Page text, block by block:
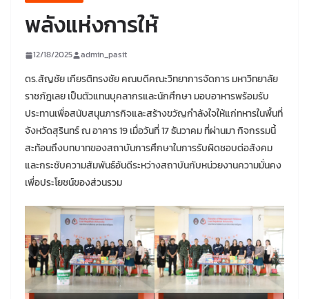
พลังแห่งการให้
12/18/2025 admin_pasit
ดร.สัญชัย เกียรติทรงชัย คณบดีคณะวิทยาการจัดการ มหาวิทยาลัย
ราชภัฎเลย เป็นตัวแทนบุคลากรและนักศึกษา มอบอาหารพร้อมรับ
ประทานเพื่อสนับสนุนภารกิจและสร้างขวัญกำลังใจให้แก่ทหารในพื้นที่
จังหวัดสุรินทร์ ณ อาคาร 19 เมื่อวันที่ 17 ธันวาคม ที่ผ่านมา กิจกรรมนี้
สะท้อนถึงบทบาทของสถาบันการศึกษาในการรับผิดชอบต่อสังคม
และกระชับความสัมพันธ์อันดีระหว่างสถาบันกับหน่วยงานความมั่นคง
เพื่อประโยชน์ของส่วนรวม